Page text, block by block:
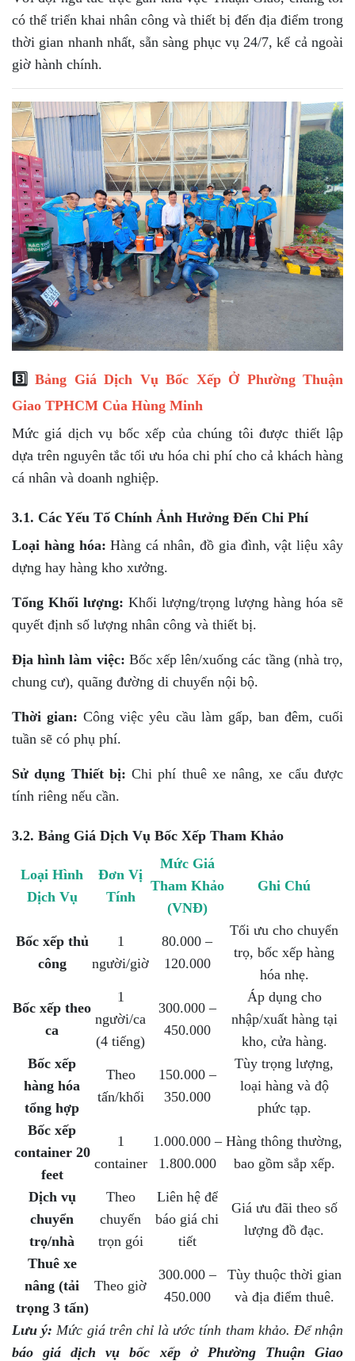
có thể triển khai nhân công và thiết bị đến địa điểm trong
thời gian nhanh nhất, sẵn sàng phục vụ 24/7, kể cả ngoài
giờ hành chính.
3️⃣Bảng Giá Dịch Vụ Bốc Xếp Ở Phường Thuận
Giao TPHCM Của Hùng Minh
Mức giá dịch vụ bốc xếp của chúng tôi được thiết lập
dựa trên nguyên tắc tối ưu hóa chi phí cho cả khách hàng
cá nhân và doanh nghiệp.
3.1. Các Yếu Tố Chính Ảnh Hưởng Đến Chi Phí
Loại hàng hóa: Hàng cá nhân, đồ gia đình, vật liệu xây
dựng hay hàng kho xưởng.
Tổng Khối lượng: Khối lượng/trọng lượng hàng hóa sẽ
quyết định số lượng nhân công và thiết bị.
Địa hình làm việc: Bốc xếp lên/xuống các tầng (nhà trọ,
chung cư), quãng đường di chuyển nội bộ.
Thời gian: Công việc yêu cầu làm gấp, ban đêm, cuối
tuần sẽ có phụ phí.
Sử dụng Thiết bị: Chi phí thuê xe nâng, xe cẩu được
tính riêng nếu cần.
3.2. Bảng Giá Dịch Vụ Bốc Xếp Tham Khảo
Loại Hình
Dịch Vụ
Đơn Vị
Tính
Mức Giá
Tham Khảo
(VNĐ)
Ghi Chú
Bốc xếp thủ
công
1
người/giờ
80.000 –
120.000
Tối ưu cho chuyển
trọ, bốc xếp hàng
hóa nhẹ.
Bốc xếp theo
ca
1
người/ca
(4 tiếng)
300.000 –
450.000
Áp dụng cho
nhập/xuất hàng tại
kho, cửa hàng.
Bốc xếp
hàng hóa
tổng hợp
Theo
tấn/khối
150.000 –
350.000
Tùy trọng lượng,
loại hàng và độ
phức tạp.
Bốc xếp
container 20
feet
1
container
1.000.000 –
1.800.000
Hàng thông thường,
bao gồm sắp xếp.
Dịch vụ
chuyển
trọ/nhà
Theo
chuyến
trọn gói
Liên hệ để
báo giá chi
tiết
Giá ưu đãi theo số
lượng đồ đạc.
Thuê xe
nâng (tải
trọng 3 tấn)
Theo giờ
300.000 –
450.000
Tùy thuộc thời gian
và địa điểm thuê.
Lưu ý: Mức giá trên chỉ là ước tính tham khảo. Để nhận
báo giá dịch vụ bốc xếp ở Phường Thuận Giao